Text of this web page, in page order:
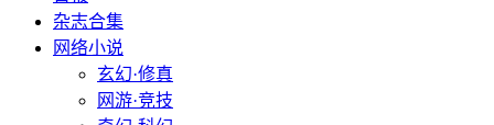
杂志合集
网络小说
玄幻·修真
网游·竞技